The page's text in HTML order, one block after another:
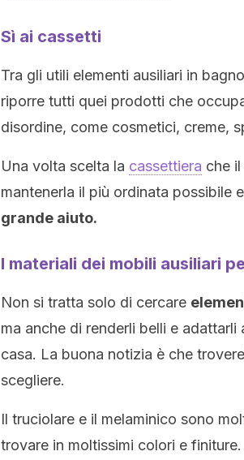
Sì ai cassetti
Tra gli utili elementi ausiliari in
riporre tutti quei prodotti che
disordine, come cosmetici, creme,
Una volta scelta la cassettiera che
mantenerla il più ordinata possibile
grande aiuto.
I materiali dei mobili ausiliari
Non si tratta solo di cercare
ma anche di renderli belli e
casa. La buona notizia è che
scegliere.
Il truciolare e il melaminico sono
trovare in moltissimi colori e